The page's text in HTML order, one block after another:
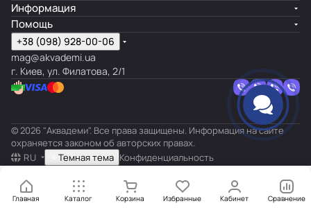
Главная Каталог Корзина Избранные Кабинет Сравнение
Информация
Помощь
+38 (098) 928-00-06
mag@akvademi.ua
г. Киев, ул. Филатова, 2/1
© 2026 "Аквадеми". Все права защищены. Информация на сайте
охраняется законом об авторских правах.
RU
Темная тема Конфиденциальность